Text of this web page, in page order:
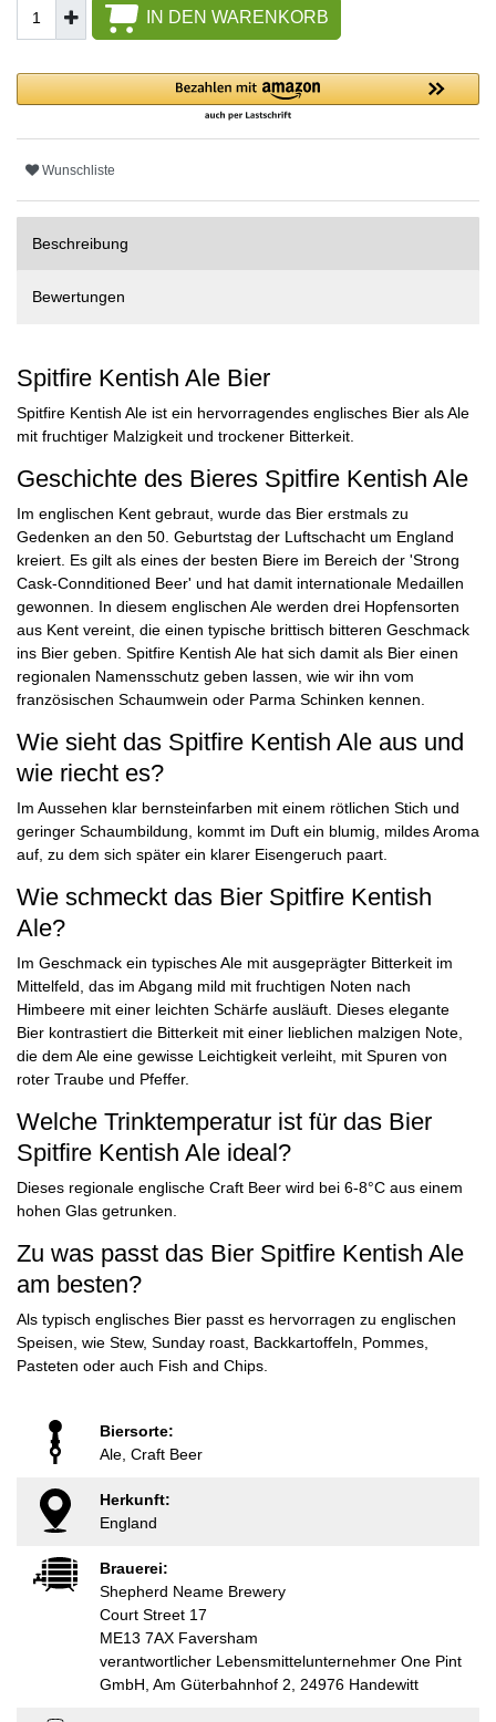
IN DEN WARENKORB
Wunschliste
Beschreibung
Bewertungen
Spitfire Kentish Ale Bier
Spitfire Kentish Ale ist ein hervorragendes englisches Bier als Ale
mit fruchtiger Malzigkeit und trockener Bitterkeit.
Geschichte des Bieres Spitfire Kentish Ale
Im englischen Kent gebraut, wurde das Bier erstmals zu
Gedenken an den 50. Geburtstag der Luftschacht um England
kreiert. Es gilt als eines der besten Biere im Bereich der 'Strong
Cask-Connditioned Beer' und hat damit internationale Medaillen
gewonnen. In diesem englischen Ale werden drei Hopfensorten
aus Kent vereint, die einen typische brittisch bitteren Geschmack
ins Bier geben. Spitfire Kentish Ale hat sich damit als Bier einen
regionalen Namensschutz geben lassen, wie wir ihn vom
französischen Schaumwein oder Parma Schinken kennen.
Wie sieht das Spitfire Kentish Ale aus und
wie riecht es?
Im Aussehen klar bernsteinfarben mit einem rötlichen Stich und
geringer Schaumbildung, kommt im Duft ein blumig, mildes Aroma
auf, zu dem sich später ein klarer Eisengeruch paart.
Wie schmeckt das Bier Spitfire Kentish
Ale?
Im Geschmack ein typisches Ale mit ausgeprägter Bitterkeit im
Mittelfeld, das im Abgang mild mit fruchtigen Noten nach
Himbeere mit einer leichten Schärfe ausläuft. Dieses elegante
Bier kontrastiert die Bitterkeit mit einer lieblichen malzigen Note,
die dem Ale eine gewisse Leichtigkeit verleiht, mit Spuren von
roter Traube und Pfeffer.
Welche Trinktemperatur ist für das Bier
Spitfire Kentish Ale ideal?
Dieses regionale englische Craft Beer wird bei 6-8°C aus einem
hohen Glas getrunken.
Zu was passt das Bier Spitfire Kentish Ale
am besten?
Als typisch englisches Bier passt es hervorragen zu englischen
Speisen, wie Stew, Sunday roast, Backkartoffeln, Pommes,
Pasteten oder auch Fish and Chips.
Biersorte:
Ale, Craft Beer
Herkunft:
England
Brauerei:
Shepherd Neame Brewery
Court Street 17
ME13 7AX Faversham
verantwortlicher Lebensmittelunternehmer One Pint
GmbH, Am Güterbahnhof 2, 24976 Handewitt